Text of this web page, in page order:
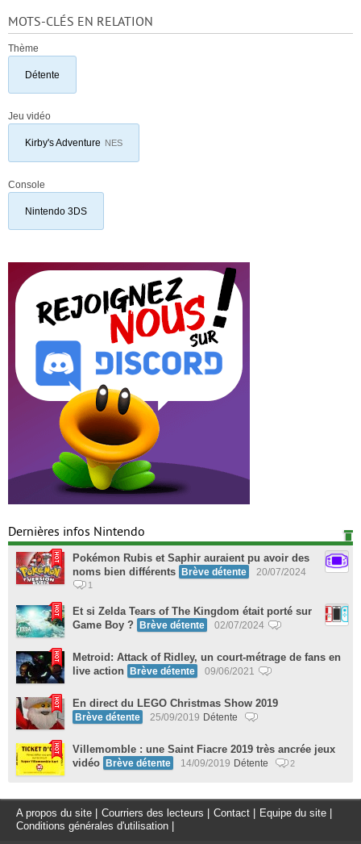
MOTS-CLÉS EN RELATION
Thème
Détente
Jeu vidéo
Kirby's Adventure NES
Console
Nintendo 3DS
Dernières infos Nintendo
Pokémon Rubis et Saphir auraient pu avoir des
noms bien différents Brève détente 20/07/2024
1
Et si Zelda Tears of The Kingdom était porté sur
Game Boy ?
Brève détente 02/07/2024
Metroid: Attack of Ridley, un court-métrage de fans en
live action Brève détente 09/06/2021
En direct du LEGO Christmas Show 2019
Brève détente 25/09/2019 Détente
Villemomble : une Saint Fiacre 2019 très ancrée jeux
vidéo Brève détente 14/09/2019 Détente 2
A propos du site Courriers des lecteurs Contact Equipe du site
Conditions générales d'utilisation